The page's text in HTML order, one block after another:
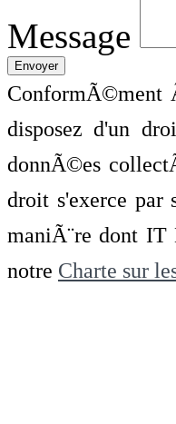
Message
ConformÃ©ment
disposez d'un
donnÃ©es
droit s'exerce
maniÃ¨re dont IT
notre Charte sur